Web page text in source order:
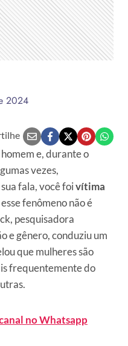
2024
e, durante o
vezes,
fala, você foivítima
fenômeno não é
pesquisadora
e gênero, conduziu um
que mulheres são
frequentemente do
no Whatsapp